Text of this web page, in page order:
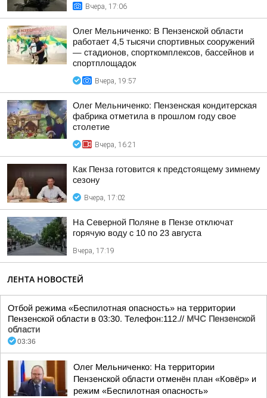
Вчера, 17:06
Олег Мельниченко: В Пензенской области
работает 4,5 тысячи спортивных сооружений
— стадионов, спорткомплексов, бассейнов и
спортплощадок
Вчера, 19:57
Олег Мельниченко: Пензенская кондитерская
фабрика отметила в прошлом году свое
столетие
Вчера, 16:21
Как Пенза готовится к предстоящему зимнему
сезону
Вчера, 17:02
На Северной Поляне в Пензе отключат
горячую воду с 10 по 23 августа
Вчера, 17:19
ЛЕНТА НОВОСТЕЙ
Отбой режима «Беспилотная опасность» на территории
Пензенской области в 03:30. Телефон:112.// МЧС Пензенской
области
03:36
Олег Мельниченко: На территории
Пензенской области отменён план «Ковёр» и
режим «Беспилотная опасность»